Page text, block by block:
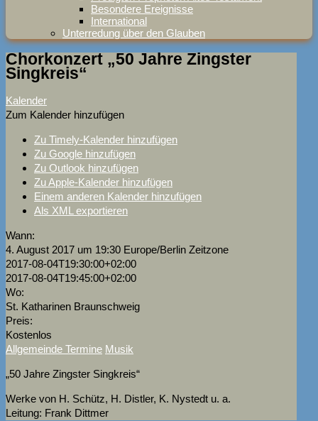
Besondere Ereignisse
International
Unterredung über den Glauben
Chorkonzert „50 Jahre Zingster
Singkreis“
Kalender
Zum Kalender hinzufügen
Zu Timely-Kalender hinzufügen
Zu Google hinzufügen
Zu Outlook hinzufügen
Zu Apple-Kalender hinzufügen
Einem anderen Kalender hinzufügen
Als XML exportieren
Wann:
4. August 2017 um 19:30 Europe/Berlin Zeitzone
2017-08-04T19:30:00+02:00
2017-08-04T19:45:00+02:00
Wo:
St. Katharinen Braunschweig
Preis:
Kostenlos
Allgemeinde Termine Musik
„50 Jahre Zingster Singkreis“
Werke von H. Schütz, H. Distler, K. Nystedt u. a.
Leitung: Frank Dittmer